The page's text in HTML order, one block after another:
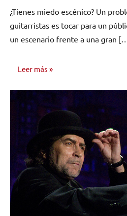
comentarios
¿Tienes miedo escénico? Un
guitarristas es tocar para un
un escenario frente a una gran
Leer más
CONSEJOS
PARA
MÚSICOS